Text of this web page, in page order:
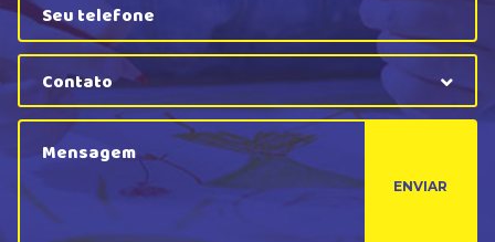
Contato
ENVIAR